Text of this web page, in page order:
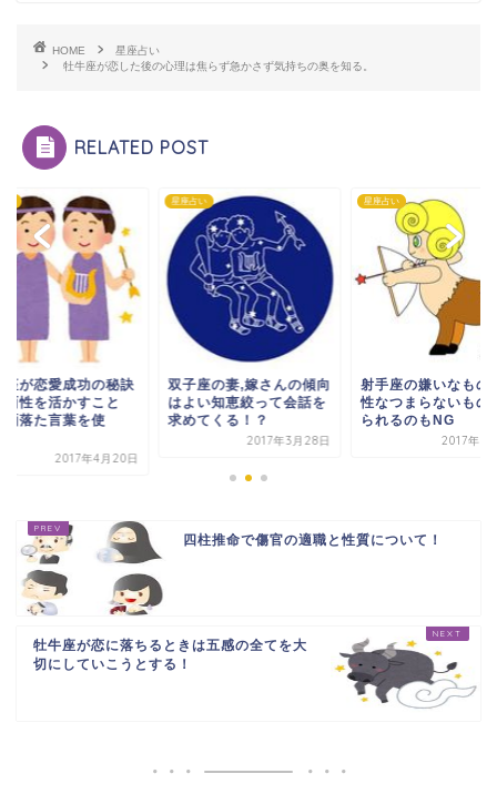
HOME
星座占い
牡牛座が恋した後の心理は焦らず急かさず気持ちの奥を知る。
RELATED POST
座が恋愛成功の秘訣
面性を活かすこと
洒落た言葉を使
2017年4月20日
星座占い
双子座の妻,嫁さんの傾向
はよい知恵絞って会話を
求めてくる！？
2017年3月28日
星座占い
射手座の嫌いなもの
性なつまらないもの
られるのもNG
2017年2
四柱推命で傷官の適職と性質について！
牡牛座が恋に落ちるときは五感の全てを大
切にしていこうとする！